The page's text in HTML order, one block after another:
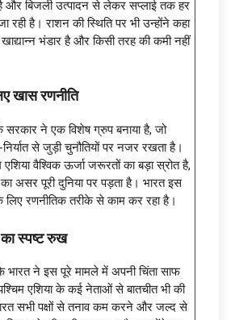
है और बिजली उत्पादन से लेकर सप्लाई तक हर
रही है। राशन की स्थिति पर भी उन्होंने कहा
भंडार है और किसी तरह की कमी नहीं
खास रणनीति
सरकार ने एक विशेष ग्रुप बनाया है, जो
से जुड़ी चुनौतियों पर नजर रखता है।
एशिया वैश्विक ऊर्जा जरूरतों का बड़ा स्रोत है,
असर पूरी दुनिया पर पड़ता है। भारत इस
रणनीतिक तरीके से काम कर रहा है।
का स्पष्ट रुख
भारत ने इस पूरे मामले में अपनी चिंता साफ
एशिया के कई नेताओं से बातचीत भी की
सभी पक्षों से तनाव कम करने और जल्द से